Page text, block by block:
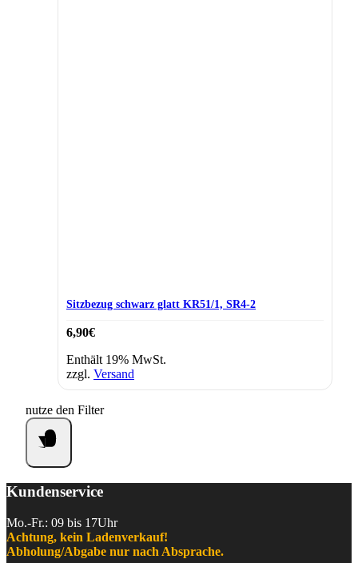
Sitzbezug schwarz glatt KR51/1, SR4-2
6,90€
Enthält 19% MwSt.
zzgl. Versand
nutze den Filter
Kundenservice
Mo.-Fr.: 09 bis 17Uhr
Achtung, kein Ladenverkauf!
Abholung/Abgabe nur nach Absprache.